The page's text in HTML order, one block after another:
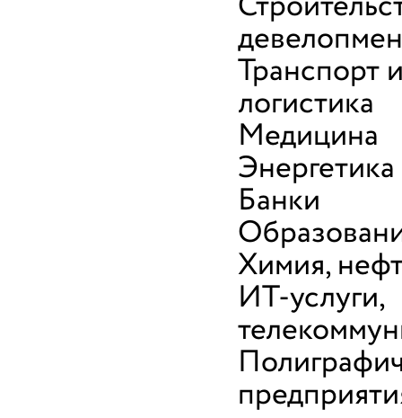
Транспорт
логистика
Медицина
Энергетика
Банки
Химия,
ИТ-услуги,